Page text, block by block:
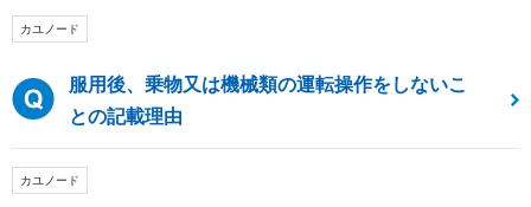
カユノード
服用後、乗物又は機械類の運転操作をしないこ
との記載理由
カユノード